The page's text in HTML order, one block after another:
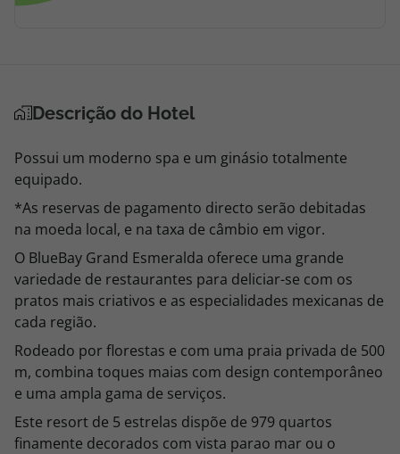
Descrição do Hotel
Possui um moderno spa e um ginásio totalmente
equipado.
*As reservas de pagamento directo serão debitadas
na moeda local, e na taxa de câmbio em vigor.
O BlueBay Grand Esmeralda oferece uma grande
variedade de restaurantes para deliciar-se com os
pratos mais criativos e as especialidades mexicanas de
cada região.
Rodeado por florestas e com uma praia privada de 500
m, combina toques maias com design contemporâneo
e uma ampla gama de serviços.
Este resort de 5 estrelas dispõe de 979 quartos
finamente decorados com vista parao mar ou o